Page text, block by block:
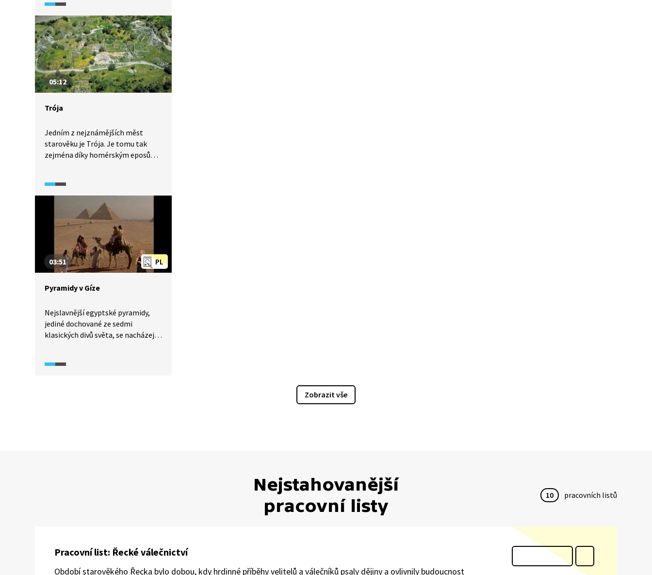
05:12
Trója
Jedním z nejznámějších měst
starověku je Trója. Je tomu tak
zejména díky homérským eposům.
v západním Turecku, které
vysvětlují, jak to vlastně s Trójou
a legendou o ní bylo.
PL
03:51
Pyramidy v Gíze
Nejslavnější egyptské pyramidy,
jediné dochované ze sedmi
klasických divů světa, se nacházejí
pyramida neboli Chufuova
Zobrazit vše
Nejstahovanější
pracovní listy
10 pracovních listů
Pracovní list: Řecké válečnictví
Období starověkého Řecka bylo dobou, kdy hrdinné příběhy velitelů a válečníků psaly dějiny a ovlivnily budoucnost